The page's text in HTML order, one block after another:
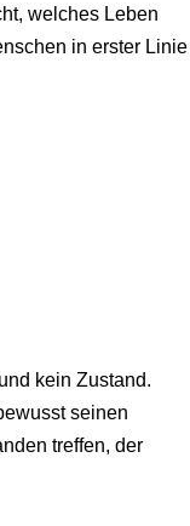
welches Leben
in erster Linie
kein Zustand.
seinen
treffen, der